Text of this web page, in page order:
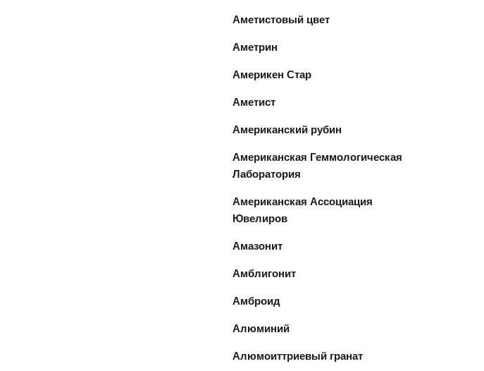
Аметистовый цвет
Аметрин
Америкен Стар
Аметист
Американский рубин
Американская Геммологическая
Лаборатория
Американская Ассоциация
Ювелиров
Амазонит
Амблигонит
Амброид
Алюминий
Алюмоиттриевый гранат